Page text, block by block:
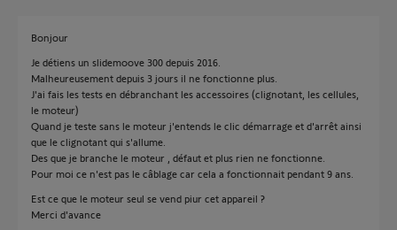
Bonjour
Je détiens un slidemoove 300 depuis 2016.
Malheureusement depuis 3 jours il ne fonctionne plus.
J'ai fais les tests en débranchant les accessoires (clignotant, les cellules,
le moteur)
Quand je teste sans le moteur j'entends le clic démarrage et d'arrêt ainsi
que le clignotant qui s'allume.
Des que je branche le moteur , défaut et plus rien ne fonctionne.
Pour moi ce n'est pas le câblage car cela a fonctionnait pendant 9 ans.
Est ce que le moteur seul se vend piur cet appareil ?
Merci d'avance